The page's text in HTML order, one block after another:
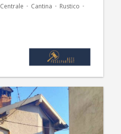
Centrale Cantina
Rustico